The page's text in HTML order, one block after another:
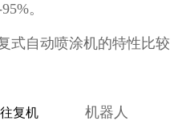
。
式自动喷涂机的特性比较
往复机 机器人